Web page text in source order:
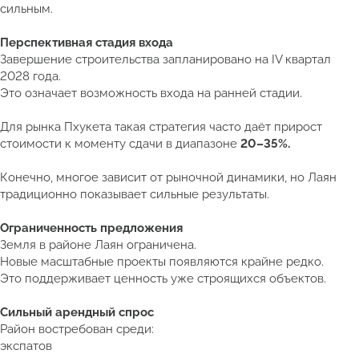
сильным.
Перспективная стадия входа
Завершение строительства запланировано на IV квартал
2028 года.
Это означает возможность входа на ранней стадии.
Для рынка Пхукета такая стратегия часто даёт прирост
стоимости к моменту сдачи в диапазоне 20–35%.
Конечно, многое зависит от рыночной динамики, но Лаян
традиционно показывает сильные результаты.
Ограниченность предложения
Земля в районе Лаян ограничена.
Новые масштабные проекты появляются крайне редко.
Это поддерживает ценность уже строящихся объектов.
Сильный арендный спрос
Район востребован среди:
экспатов